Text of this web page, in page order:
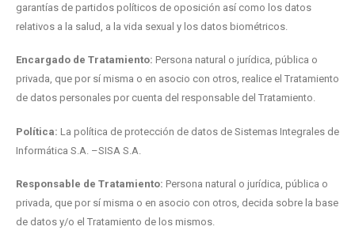
garantías de partidos políticos de oposición así como los datos
relativos a la salud, a la vida sexual y los datos biométricos.
Encargado de Tratamiento: Persona natural o jurídica, pública o
privada, que por sí misma o en asocio con otros, realice el Tratamiento
de datos personales por cuenta del responsable del Tratamiento.
Política: La política de protección de datos de Sistemas Integrales de
Informática S.A. –SISA S.A.
Responsable de Tratamiento: Persona natural o jurídica, pública o
privada, que por sí misma o en asocio con otros, decida sobre la base
de datos y/o el Tratamiento de los mismos.